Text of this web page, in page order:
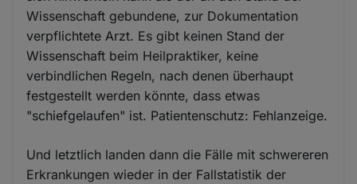
Wissenschaft gebundene, zur Dokumentation
verpflichtete Arzt. Es gibt keinen Stand der
Wissenschaft beim Heilpraktiker, keine
verbindlichen Regeln, nach denen überhaupt
festgestellt werden könnte, dass etwas
"schiefgelaufen" ist. Patientenschutz: Fehlanzeige.
Und letztlich landen dann die Fälle mit schwereren
Erkrankungen wieder in der Fallstatistik der